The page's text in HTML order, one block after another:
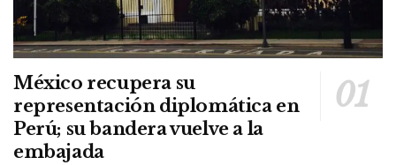
México recupera su
representación diplomática en
Perú; su bandera vuelve a la
embajada